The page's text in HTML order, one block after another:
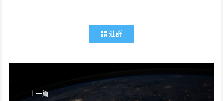
进群
上一篇